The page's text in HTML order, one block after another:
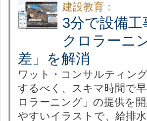
建設教育：
3分で設備
クロラーニ
差」を解消
ワット・コンサルティン
するべく、スキマ時間で
ロラーニング」の提供を
やすいイラストで、給排